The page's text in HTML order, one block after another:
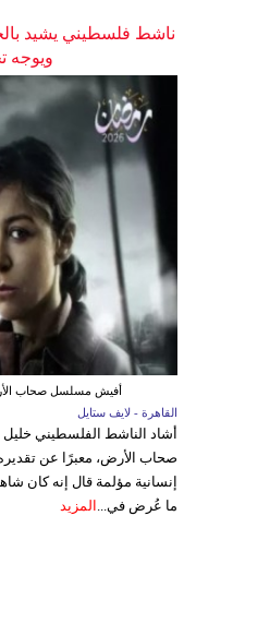
ناشط فلسطيني يشيد
ويوجه
أفيش مسلسل صحاب
القاهرة - لايف ستايل
أشاد الناشط الفلسطيني
صحاب الأرض، معبرًا عن تقديره
إنسانية مؤلمة قال إنه كان
ما عُرض في... المزيد